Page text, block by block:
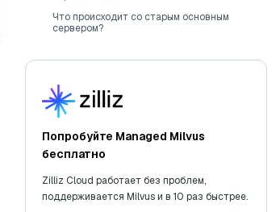
Что происходит со старым основным
сервером?
Попробуйте Managed Milvus
бесплатно
Zilliz Cloud работает без проблем,
поддерживается Milvus и в 10 раз быстрее.